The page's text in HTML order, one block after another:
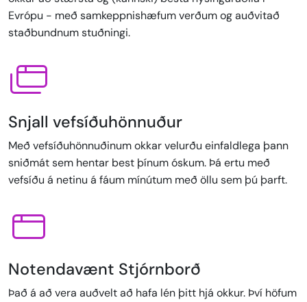
Evrópu - með samkeppnishæfum verðum og auðvitað
staðbundnum stuðningi.
Snjall vefsíðuhönnuður
Með vefsíðuhönnuðinum okkar velurðu einfaldlega þann
sniðmát sem hentar best þínum óskum. Þá ertu með
vefsíðu á netinu á fáum mínútum með öllu sem þú þarft.
Notendavænt Stjórnborð
Það á að vera auðvelt að hafa lén þitt hjá okkur. Því höfum